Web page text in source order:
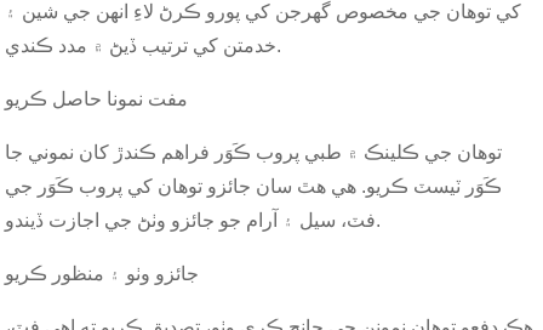
کي توهان جي مخصوص گهرجن کي پورو ڪرڻ لاءِ انهن جي شين ۽
خدمتن کي ترتيب ڏيڻ ۾ مدد ڪندي.
مفت نمونا حاصل ڪريو
توهان جي ڪلينڪ ۾ طبي پروب ڪَوَر فراهم ڪندڙ کان نموني جا
ڪَوَر ٽيسٽ ڪريو. هي هٿ سان جائزو توهان کي پروب ڪَوَر جي
فٽ، سيل ۽ آرام جو جائزو وٺڻ جي اجازت ڏيندو.
جائزو وٺو ۽ منظور ڪريو